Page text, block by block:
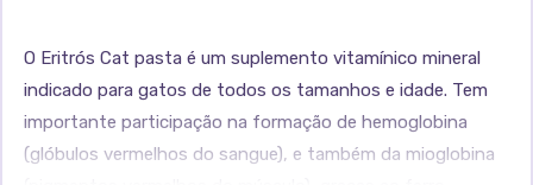
O Eritrós Cat pasta é um suplemento vitamínico mineral
indicado para gatos de todos os tamanhos e idade. Tem
importante participação na formação de hemoglobina
(glóbulos vermelhos do sangue), e também da mioglobina